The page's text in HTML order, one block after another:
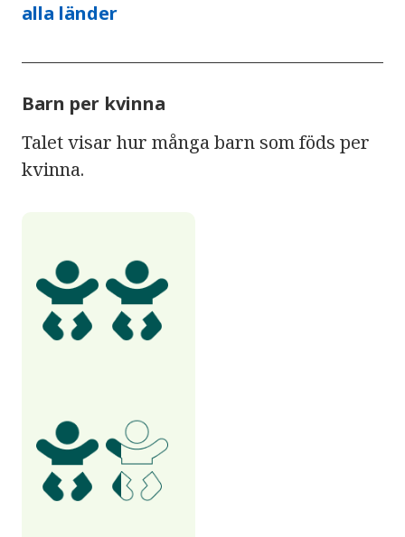
alla länder
Barn per kvinna
Talet visar hur många barn som föds per
kvinna.